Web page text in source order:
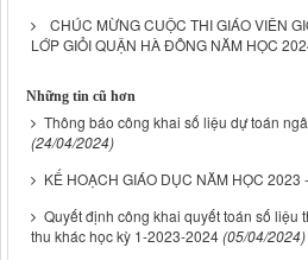
CHÚC MỪNG CUỘC THI GIÁO VIÊN
LỚP GIỎI QUẬN HÀ ĐÔNG NĂM HỌC
Những tin cũ hơn
Thông báo công khai số liệu dự toán
(24/04/2024)
KẾ HOẠCH GIÁO DỤC NĂM HỌC 2023
Quyết định công khai quyết toán số liệu
thu khác học kỳ 1-2023-2024(05/04/2024)